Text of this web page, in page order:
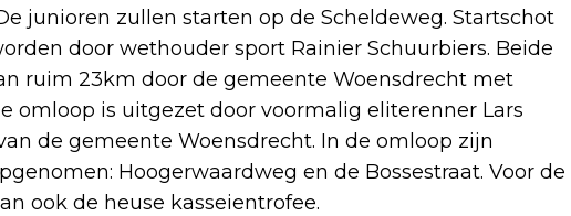
junioren zullen starten op de Scheldeweg. Startschot
door wethouder sport Rainier Schuurbiers. Beide
ruim 23km door de gemeente Woensdrecht met
omloop is uitgezet door voormalig eliterenner Lars
de gemeente Woensdrecht. In de omloop zijn
Hoogerwaardweg en de Bossestraat. Voor de
ook de heuse kasseientrofee.